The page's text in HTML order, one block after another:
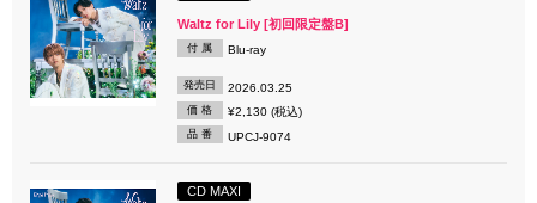
Waltz for Lily [初回限定盤B]
付 属 Blu-ray
発売日 2026.03.25
価 格 ¥2,130 (税込)
品 番 UPCJ-9074
CD MAXI